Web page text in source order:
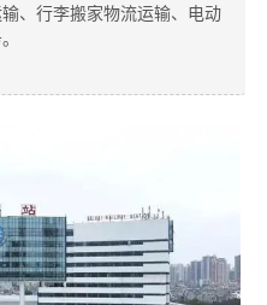
、行李搬家物流运输、电动